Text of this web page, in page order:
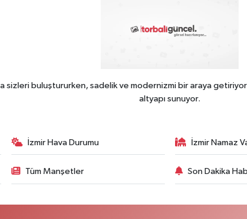
sizleri buluştururken, sadelik ve modernizmi bir araya
altyapı sunuyor.
İzmir Hava Durumu İzmir Namaz
Tüm Manşetler Son Dakika